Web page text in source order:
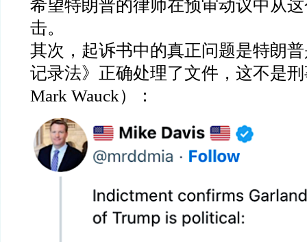
希望特朗普的律师在预审动议中从
击。
其次，起诉书中的真正问题是特朗
记录法》正确处理了文件，这不是
Mark Wauck）：